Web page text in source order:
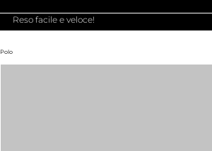
Reso facile e veloce!
Polo